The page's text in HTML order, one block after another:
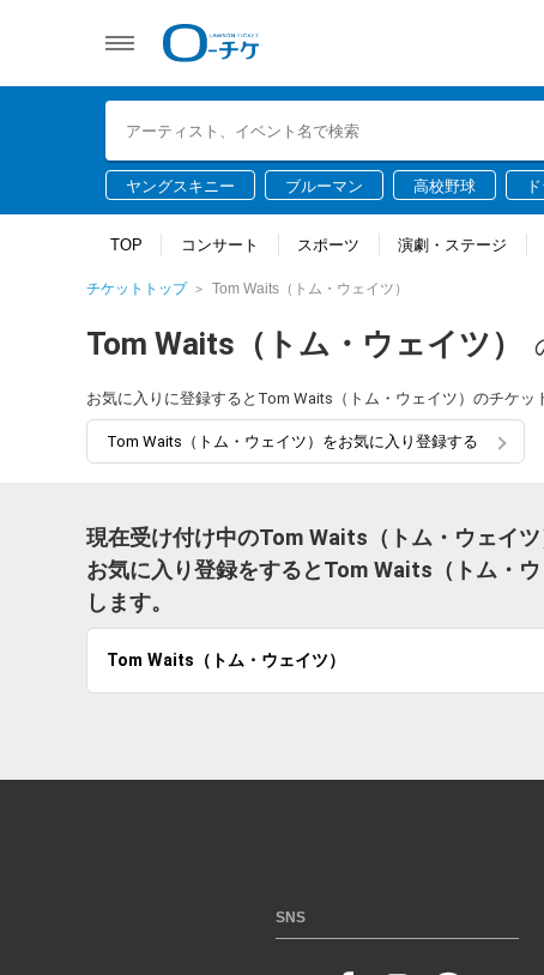
ヤングスキニー ブルーマン 高校野球
TOP コンサート スポーツ 演劇・ステージ
チケットトップ Tom Waits（トム・ウェイツ）
Tom Waits（トム・ウェイツ）
お気に入りに登録するとTom Waits（トム・ウェイツ）のチケッ
Tom Waits（トム・ウェイツ）をお気に入り登録する
現在受け付け中のTom Waits（トム・ウェイツ
お気に入り登録をするとTom Waits（トム・
します。
Tom Waits（トム・ウェイツ）
SNS